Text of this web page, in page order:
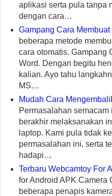
aplikasi serta pula tanpa
dengan cara…
Gampang Cara
beberapa metode
cara otomatis. Gampang
Word. Dengan begitu
kalian. Ayo tahu
MS…
Mudah Cara
Permasalahan
berakhir melaksanakan
laptop. Kami pula tidak
permasalahan ini, serta
hadapi…
Terbaru Webcamtoy For
for Android APK Camera
beberapa penapis